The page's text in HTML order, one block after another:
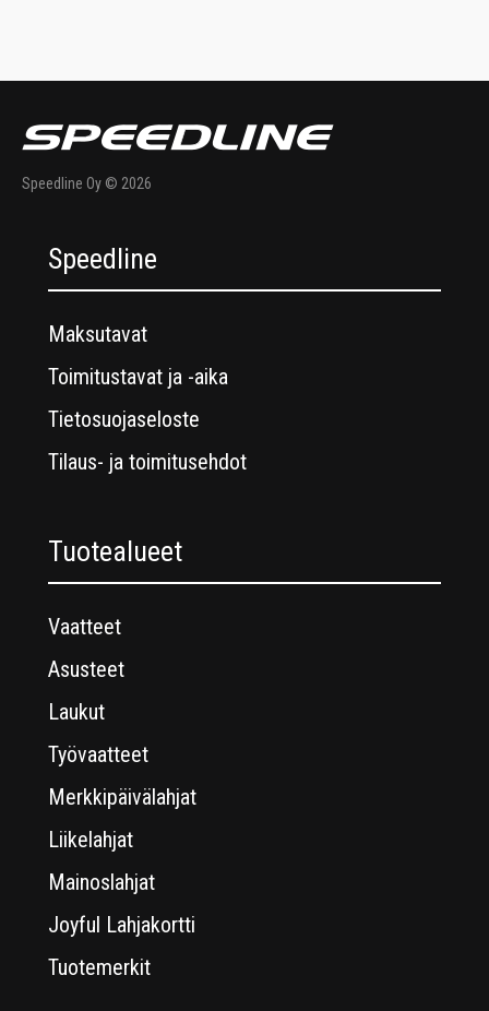
Speedline Oy © 2026
Speedline
Maksutavat
Toimitustavat ja -aika
Tietosuojaseloste
Tilaus- ja toimitusehdot
Tuotealueet
Vaatteet
Asusteet
Laukut
Työvaatteet
Merkkipäivälahjat
Liikelahjat
Mainoslahjat
Joyful Lahjakortti
Tuotemerkit